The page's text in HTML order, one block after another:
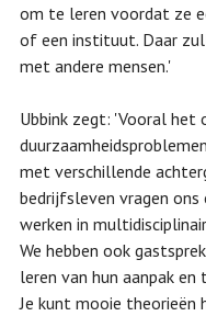
om te leren voordat ze
of een instituut. Daar
met andere mensen.'
Ubbink zegt: 'Vooral
met verschillende
bedrijfsleven vragen
werken in
We hebben ook
leren van hun aanpak
Je kunt mooie theorieën